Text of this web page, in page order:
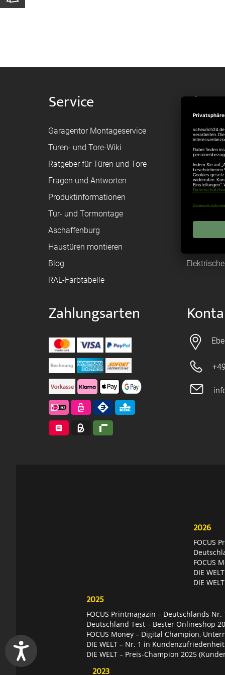
Service
Garagentor Montageservice
Türen- und Tore-Wiki
Ratgeber für Türen und Tore
Fragen und Antworten
Produktinformationen
Tür- und Tormontage
Aschaffenburg
Haustüren montieren
Blog
RAL-Farbtabelle
Shop
Versand
Zahlungsarten
2026
FOCUS
FOCUS
DIE
DIE
2025
FOCUS Printmagazin – Deutschlands
Deutschland Test – Bester Onlineshop
FOCUS Money – Digital Champion,
DIE WELT – Nr. 1 in
DIE WELT – Preis-Champion 2025
2023